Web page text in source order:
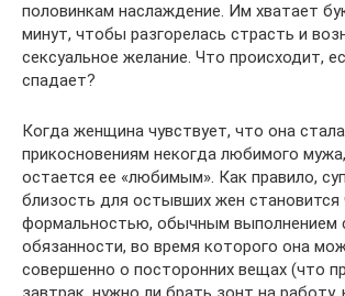
половинкам наслаждение. Им хватает
минут, чтобы разгорелась страсть и
сексуальное желание. Что происходит,
спадает?
Когда женщина чувствует, что она
прикосновениям некогда любимого
остается ее «любимым». Как правило,
близость для остывших жен становится
формальностью, обычным выполнением
обязанности, во время которого она
совершенно о посторонних вещах (что